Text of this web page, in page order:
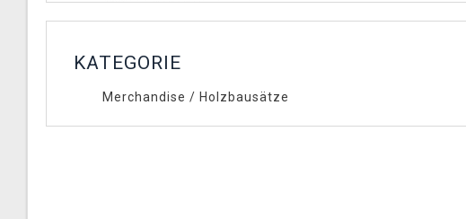
KATEGORIE
Merchandise / Holzbausätze